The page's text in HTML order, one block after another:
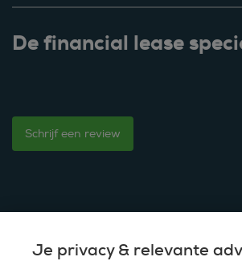
De financial lease
Schrijf een review
© 2025 - ROS Krediet Service
Je privacy & relevante